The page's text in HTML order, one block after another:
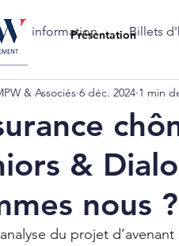
Présentation
d'information Billets
&
nous ?
& Associés 6 déc. 2024 1 min
du projet